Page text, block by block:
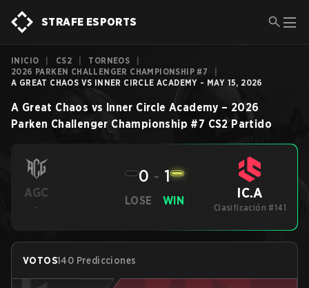
STRAFE ESPORTS
INICIO CS2 TORNEOS
2026 PARKEN CHALLENGER CHAMPIONSHIP #7
A GREAT CHAOS VS INNER CIRCLE ACADEMY - MAY 15, 2026
A Great Chaos vs Inner Circle Academy – 2026
Parken Challenger Championship #7 CS2 Partido
AGC
-
LOSE
0 - 1
WIN IC.A
Clasificación #141
VOTOS140 Predicciones